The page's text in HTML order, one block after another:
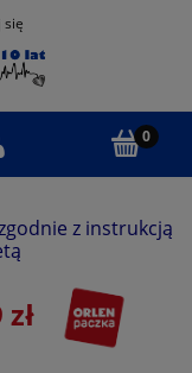
się
z instrukcją